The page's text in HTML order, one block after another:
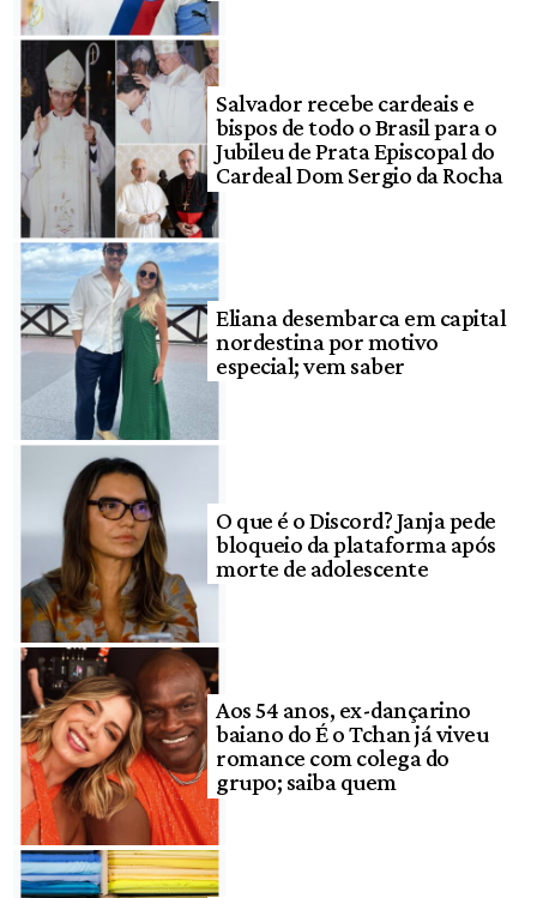
Salvador recebe cardeais e
bispos de todo o Brasil para o
Jubileu de Prata Episcopal do
Cardeal Dom Sergio da Rocha
Eliana desembarca em capital
nordestina por motivo
especial; vem saber
O que é o Discord? Janja pede
bloqueio da plataforma após
morte de adolescente
Aos 54 anos, ex-dançarino
baiano do É o Tchan já viveu
romance com colega do
grupo; saiba quem